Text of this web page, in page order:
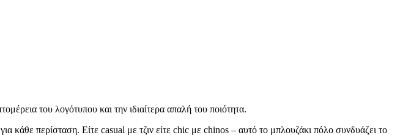
του λογότυπου και την ιδιαίτερα απαλή του ποιότητα.
κάθε περίσταση. Είτε casual με τζιν είτε chic με chinos – αυτό το μπλουζάκι πόλο συνδυάζει το